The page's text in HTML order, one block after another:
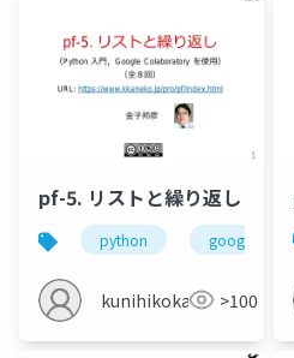
pf-5. リストと繰り返し
python google
kunihikokaneko>100